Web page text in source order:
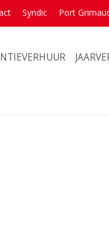
Syndic Port